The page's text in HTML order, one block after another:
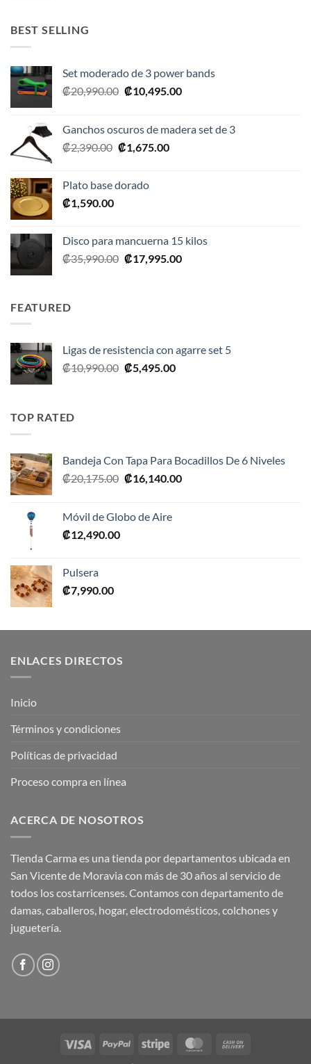
BEST SELLING
Set moderado de 3 power bands
₡20,990.00 El
era:
₡20,990.00.
₡10,495.00El
es:
Ganchos oscuros de madera set de 3
₡2,390.00 El
era:
₡1,675.00El
Plato base dorado
₡1,590.00
Disco para mancuerna 15 kilos
₡35,990.00 El
₡17,995.00El
FEATURED
Ligas de resistencia con agarre set 5
₡10,990.00 El
₡5,495.00El
TOP RATED
Bandeja Con Tapa Para Bocadillos De 6 Niveles
₡20,175.00 El
era:
₡16,140.00El
Móvil de Globo de Aire
₡12,490.00
Pulsera
₡7,990.00
ENLACES DIRECTOS
Inicio
Términos y condiciones
Políticas de privacidad
Proceso compra en línea
ACERCA DE NOSOTROS
Tienda Carma es una tienda por departamentos ubicada en
San Vicente de Moravia con más de 30 años al servicio de
todos los costarricenses. Contamos con departamento de
damas, caballeros, hogar, electrodomésticos, colchones y
juguetería.
Visa PayPal Stripe MasterCard